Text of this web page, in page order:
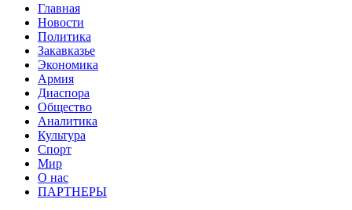
Главная
Новости
Политика
Закавказье
Экономика
Армия
Диаспора
Общество
Аналитика
Культура
Спорт
Мир
О нас
ПАРТНЕРЫ